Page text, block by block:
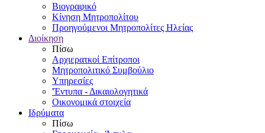
Βιογραφικό
Κίνηση Μητροπολίτου
Προηγούμενοι Μητροπολίτες Ηλείας
Διοίκηση
Πίσω
Αρχιερατκοί Επίτροποι
Μητροπολιτικό Συμβούλιο
Υπηρεσίες
'Έντυπα - Δικαιολογητικά
Οικονομικά στοιχεία
Ιδρύματα
Πίσω